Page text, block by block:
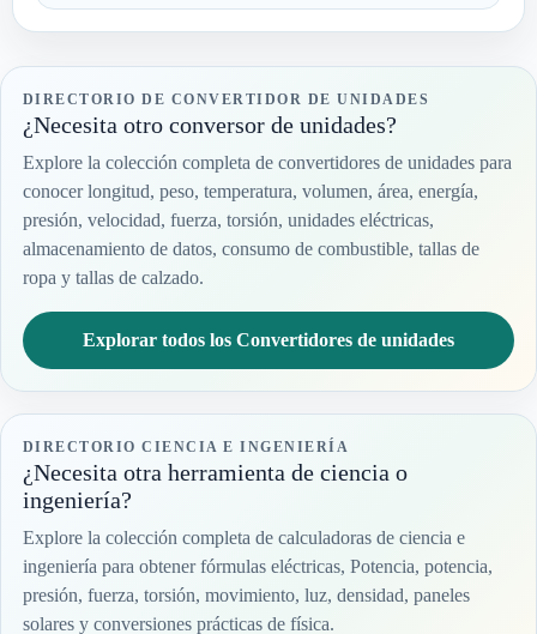
DIRECTORIO DE CONVERTIDOR DE UNIDADES
¿Necesita otro conversor de unidades?
Explore la colección completa de convertidores de unidades para
conocer longitud, peso, temperatura, volumen, área, energía,
presión, velocidad, fuerza, torsión, unidades eléctricas,
almacenamiento de datos, consumo de combustible, tallas de
ropa y tallas de calzado.
Explorar todos los Convertidores de unidades
DIRECTORIO CIENCIA E INGENIERÍA
¿Necesita otra herramienta de ciencia o
ingeniería?
Explore la colección completa de calculadoras de ciencia e
ingeniería para obtener fórmulas eléctricas, Potencia, potencia,
presión, fuerza, torsión, movimiento, luz, densidad, paneles
solares y conversiones prácticas de física.